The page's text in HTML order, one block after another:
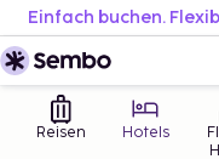
Einfach buchen.
Reisen Hotels